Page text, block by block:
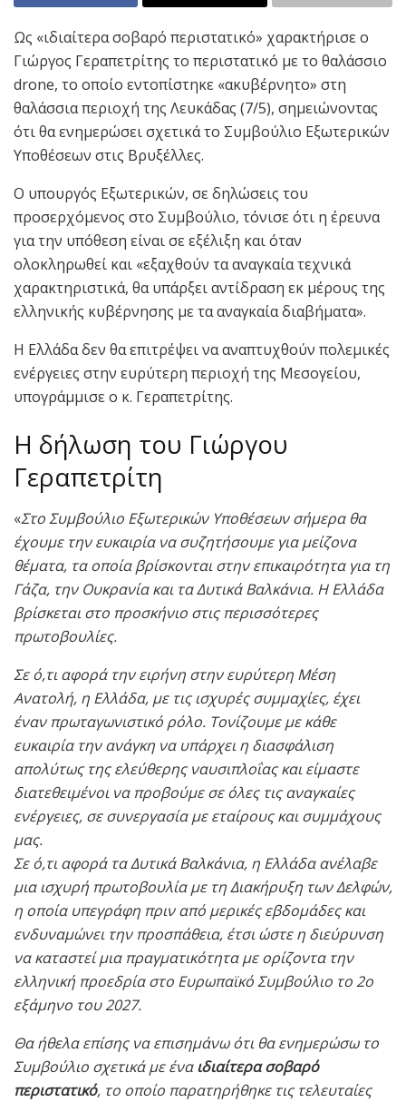
Ως «ιδιαίτερα σοβαρό περιστατικό» χαρακτήρισε ο
Γιώργος Γεραπετρίτης το περιστατικό με το θαλάσσιο
drone, το οποίο εντοπίστηκε «ακυβέρνητο» στη
θαλάσσια περιοχή της Λευκάδας (7/5), σημειώνοντας
ότι θα ενημερώσει σχετικά το Συμβούλιο Εξωτερικών
Υποθέσεων στις Βρυξέλλες.
Ο υπουργός Εξωτερικών, σε δηλώσεις του
προσερχόμενος στο Συμβούλιο, τόνισε ότι η έρευνα
για την υπόθεση είναι σε εξέλιξη και όταν
ολοκληρωθεί και «εξαχθούν τα αναγκαία τεχνικά
χαρακτηριστικά, θα υπάρξει αντίδραση εκ μέρους της
ελληνικής κυβέρνησης με τα αναγκαία διαβήματα».
Η Ελλάδα δεν θα επιτρέψει να αναπτυχθούν πολεμικές
ενέργειες στην ευρύτερη περιοχή της Μεσογείου,
υπογράμμισε ο κ. Γεραπετρίτης.
Η δήλωση του Γιώργου
Γεραπετρίτη
«Στο Συμβούλιο Εξωτερικών Υποθέσεων σήμερα θα
έχουμε την ευκαιρία να συζητήσουμε για μείζονα
θέματα, τα οποία βρίσκονται στην επικαιρότητα για τη
Γάζα, την Ουκρανία και τα Δυτικά Βαλκάνια. Η Ελλάδα
βρίσκεται στο προσκήνιο στις περισσότερες
πρωτοβουλίες.
Σε ό,τι αφορά την ειρήνη στην ευρύτερη Μέση
Ανατολή, η Ελλάδα, με τις ισχυρές συμμαχίες, έχει
έναν πρωταγωνιστικό ρόλο. Τονίζουμε με κάθε
ευκαιρία την ανάγκη να υπάρχει η διασφάλιση
απολύτως της ελεύθερης ναυσιπλοΐας και είμαστε
διατεθειμένοι να προβούμε σε όλες τις αναγκαίες
ενέργειες, σε συνεργασία με εταίρους και συμμάχους
μας.
Σε ό,τι αφορά τα Δυτικά Βαλκάνια, η Ελλάδα ανέλαβε
μια ισχυρή πρωτοβουλία με τη Διακήρυξη των Δελφών,
η οποία υπεγράφη πριν από μερικές εβδομάδες και
ενδυναμώνει την προσπάθεια, έτσι ώστε η διεύρυνση
να καταστεί μια πραγματικότητα με ορίζοντα την
ελληνική προεδρία στο Ευρωπαϊκό Συμβούλιο το 2ο
εξάμηνο του 2027.
Θα ήθελα επίσης να επισημάνω ότι θα ενημερώσω το
Συμβούλιο σχετικά με έναιδιαίτερα σοβαρό
περιστατικό, το οποίο παρατηρήθηκε τις τελευταίες